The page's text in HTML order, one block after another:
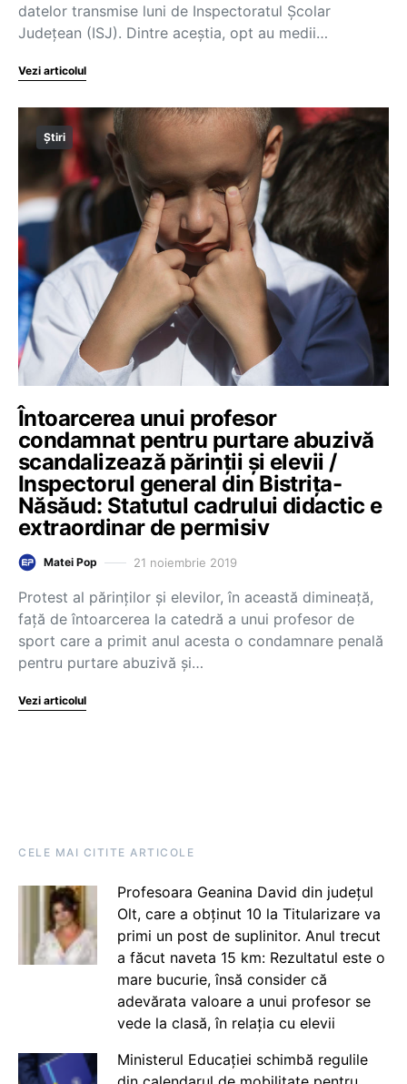
datelor transmise luni de Inspectoratul Şcolar
Judeţean (ISJ). Dintre aceştia, opt au medii…
Vezi articolul
Știri
Întoarcerea unui profesor
condamnat pentru purtare abuzivă
scandalizează părinții și elevii /
Inspectorul general din Bistrița-
Năsăud: Statutul cadrului didactic e
extraordinar de permisiv
Matei Pop 21 noiembrie 2019
Protest al părinților și elevilor, în această dimineață,
față de întoarcerea la catedră a unui profesor de
sport care a primit anul acesta o condamnare penală
pentru purtare abuzivă şi…
Vezi articolul
CELE MAI CITITE ARTICOLE
Profesoara Geanina David din județul
Olt, care a obținut 10 la Titularizare va
primi un post de suplinitor. Anul trecut
a făcut naveta 15 km: Rezultatul este o
mare bucurie, însă consider că
adevărata valoare a unui profesor se
vede la clasă, în relația cu elevii
Ministerul Educației schimbă regulile